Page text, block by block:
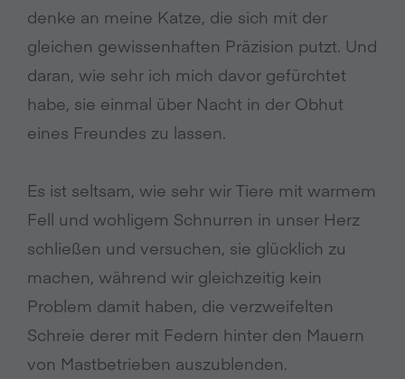
denke an meine Katze, die sich mit der
gleichen gewissenhaften Präzision putzt. Und
daran, wie sehr ich mich davor gefürchtet
habe, sie einmal über Nacht in der Obhut
eines Freundes zu lassen.
Es ist seltsam, wie sehr wir Tiere mit warmem
Fell und wohligem Schnurren in unser Herz
schließen und versuchen, sie glücklich zu
machen, während wir gleichzeitig kein
Problem damit haben, die verzweifelten
Schreie derer mit Federn hinter den Mauern
von Mastbetrieben auszublenden.